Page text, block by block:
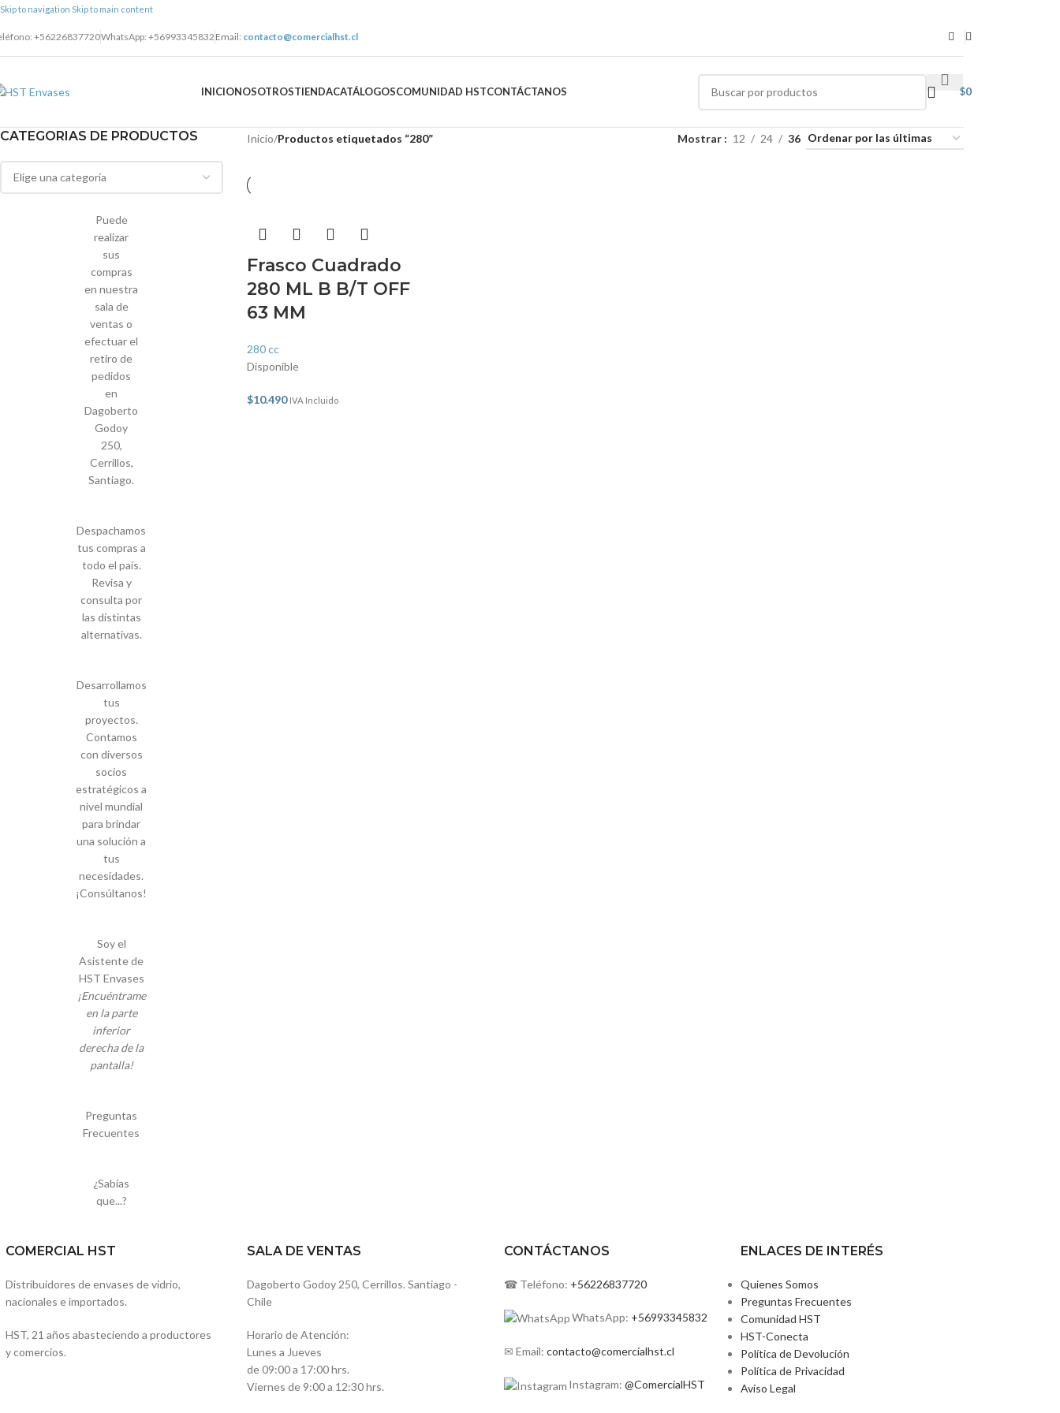
Skip to navigation Skip to main content
+56226837720WhatsApp: +56993345832 Email: contacto@comercialhst.cl
INICIONOSOTROSTIENDACATÁLOGOSCOMUNIDAD HSTCONTÁCTANOS $0
CATEGORIAS DE PRODUCTOS
Puede
realizar
sus
compras
en nuestra
sala de
ventas o
efectuar el
retiro de
pedidos
en
Dagoberto
Godoy
250,
Cerrillos,
Santiago.
Despachamos
tus compras a
todo el país.
Revisa y
consulta por
las distintas
alternativas.
Desarrollamos
tus
proyectos.
Contamos
con diversos
socios
estratégicos a
nivel mundial
para brindar
una solución a
tus
necesidades.
¡Consúltanos!
Soy el
Asistente de
HST Envases
¡Encuéntrame
en la parte
inferior
derecha de la
pantalla!
Preguntas
Frecuentes
¿Sabías
que...?
Inicio/Productos etiquetados “280” Mostrar 12 24 36
Frasco Cuadrado
280 ML B B/T OFF
63 MM
280 cc
Disponible
$10.490 IVA Incluido
COMERCIAL HST
Distribuidores de envases de vidrio,
nacionales e importados.
HST, 21 años abasteciendo a productores
y comercios.
SALA DE VENTAS
Dagoberto Godoy 250, Cerrillos. Santiago -
Chile
Horario de Atención:
Lunes a Jueves
de 09:00 a 17:00 hrs.
Viernes de 9:00 a 12:30 hrs.
CONTÁCTANOS
☎ Teléfono: +56226837720
WhatsApp: +56993345832
✉ Email: contacto@comercialhst.cl
Instagram: @ComercialHST
ENLACES DE INTERÉS
Quienes Somos
Preguntas Frecuentes
Comunidad HST
HST-Conecta
Política de Devolución
Política de Privacidad
Aviso Legal